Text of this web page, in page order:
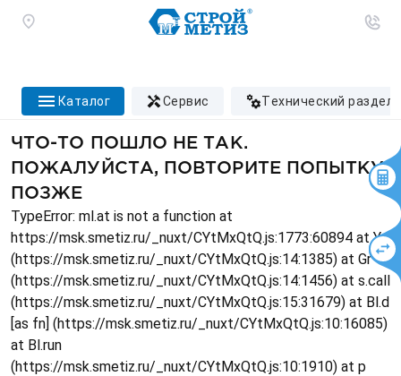
каталог сервис технический раздел
ЧТО-ТО ПОШЛО НЕ ТАК.
ПОЖАЛУЙСТА, ПОВТОРИТЕ ПОПЫТКУ
ПОЗЖЕ
TypeError: ml.at is not a function at
https://msk.smetiz.ru/_nuxt/CYtMxQtQ.js:1773:60894 at Ys
(https://msk.smetiz.ru/_nuxt/CYtMxQtQ.js:14:1385) at Gr
(https://msk.smetiz.ru/_nuxt/CYtMxQtQ.js:14:1456) at s.call
(https://msk.smetiz.ru/_nuxt/CYtMxQtQ.js:15:31679) at Bl.d
[as fn] (https://msk.smetiz.ru/_nuxt/CYtMxQtQ.js:10:16085)
at Bl.run
(https://msk.smetiz.ru/_nuxt/CYtMxQtQ.js:10:1910) at p